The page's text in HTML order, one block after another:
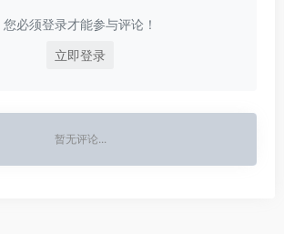
您必须登录才能参与评论！
立即登录
暂无评论...